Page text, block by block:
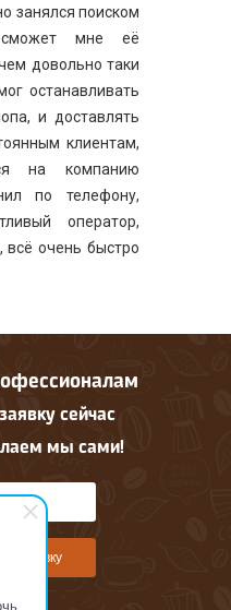
занялся поиском
сможет мне её
довольно таки
останавливать
и доставлять
клиентам,
на компанию
по телефону,
оператор,
всё очень быстро
сейчас
мы сами!
заявку